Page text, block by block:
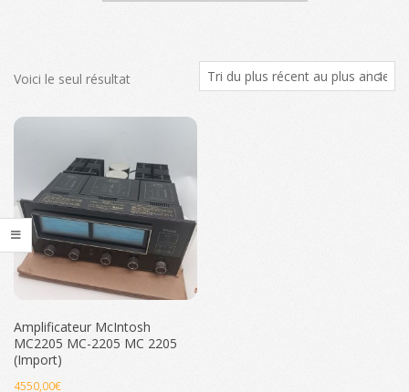
Voici le seul résultat
Amplificateur McIntosh
MC2205 MC-2205 MC 2205
(Import)
4550,00€